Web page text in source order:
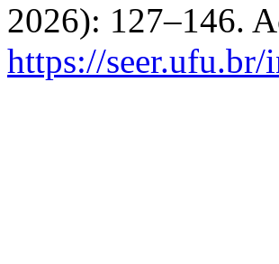
2026): 127–146.
https://